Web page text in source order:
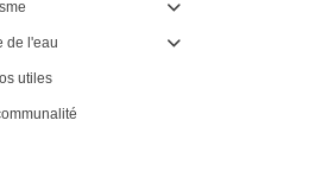

de l'eau 
utiles